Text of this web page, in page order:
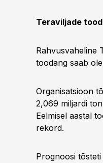
Teraviljade
Rahvusvaheline
toodang saab
Organisatsioon
2,069 miljardi
Eelmisel aastal
rekord.
Prognoosi